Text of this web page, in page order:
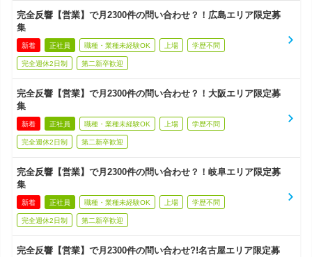
完全反響【営業】で月2300件の問い合わせ？！広島エリア限定募
集
新着 正社員 職種・業種未経験OK 上場 学歴不問
完全週休2日制 第二新卒歓迎
完全反響【営業】で月2300件の問い合わせ？！大阪エリア限定募
集
新着 正社員 職種・業種未経験OK 上場 学歴不問
完全週休2日制 第二新卒歓迎
完全反響【営業】で月2300件の問い合わせ？！岐阜エリア限定募
集
新着 正社員 職種・業種未経験OK 上場 学歴不問
完全週休2日制 第二新卒歓迎
完全反響【営業】で月2300件の問い合わせ?!名古屋エリア限定募